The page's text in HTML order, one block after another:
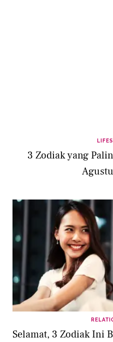
3 Zodiak yang
Selamat, 3 Zodiak Ini